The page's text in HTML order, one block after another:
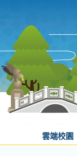
雲端校園